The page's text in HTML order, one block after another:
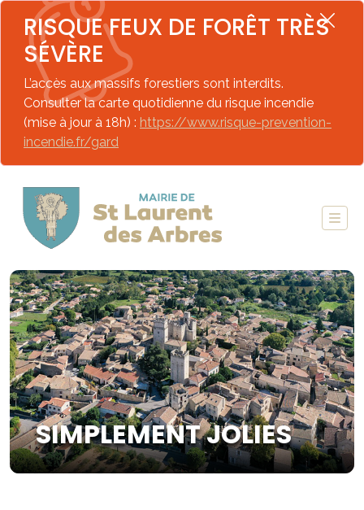
RISQUE FEUX DE FORÊT TRÈS
SÉVÈRE
L’accès aux massifs forestiers sont interdits.
Consulter la carte quotidienne du risque incendie
(mise à jour à 18h) : https://www.risque-prevention-
incendie.fr/gard
SIMPLEMENT JOLIES